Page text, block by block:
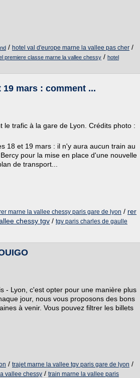
/ hotel val d'europe marne la vallee pas cher /
premiere classe marne la vallee chessy / hotel
mars : comment ...
trafic à la gare de Lyon. Crédits photo :
18 et 19 mars : il n'y aura aucun train au
pour la mise en place d'une nouvelle
de transport...
marne la vallee chessy paris gare de lyon / rer
chessy tgv / tgv paris charles de gaulle
- Lyon, c'est opter pour une manière plus
jour, nous vous proposons des bons
à venir. Vous pouvez filtrer les billets
/ trajet marne la vallee tgv paris gare de lyon /
vallee chessy / train marne la vallee paris